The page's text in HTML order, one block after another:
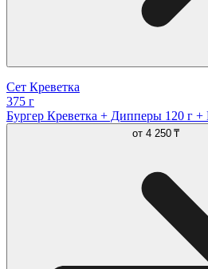
Сет Креветка
375 г
Бургер Креветка + Дипперы 120 г
от 4 250 ₸